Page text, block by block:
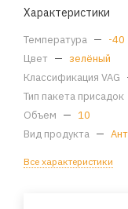
Характеристики
Температура — -40
Цвет — зелёный
Классификация VAG
Тип пакета присадок
Объем — 10
Вид продукта —
Все характеристики